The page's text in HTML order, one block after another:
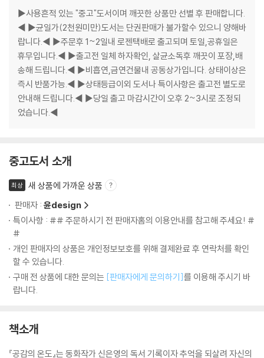
▶사용흔적 있는 "중고"도서이며 깨끗한 상품만 선별 후 판매합니다.
◀ ▶균일가(2천원미만)도서는 단권판매가 불가할수 있으니 양해바
랍니다.◀ ▶주문후 1~2일내 로젠택배로 출고되며 토일,공휴일은
휴무입니다.◀ ▶출고전 일체 하자확인, 살균소독후 깨끗이 포장,배
송해 드립니다.◀ ▶비흡연,금연건물내 공동상가입니다. 상태이상은
즉시 반품가능.◀ ▶상태등급이외 도서나 특이사항은 출고전 별도로
안내해 드립니다.◀ ▶당일 출고 마감시간이 오후 2~3시로 조정되
었습니다.◀
중고도서 소개
최상
새 상품에 가까운 상품
판매자 : 윤design
특이사항 : ## 주문하시기 전 판매자홈의 이용안내를 참고해 주세요! #
#
개인 판매자의 상품은 개인정보보호를 위해 결제완료 후 연락처를 확인
할 수 있습니다.
구매 전 상품에 대한 문의는 [판매자에게 문의하기]를 이용해 주시기 바
랍니다.
책소개
『공감의 온도』는 동화작가 신은영의 독서 기록이자 추억을 되살려 자신의